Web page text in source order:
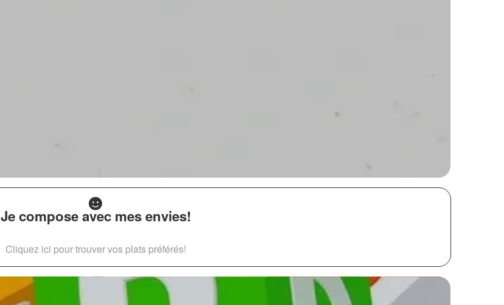
Je compose avec mes envies!
Cliquez ici pour trouver vos plats préférés!